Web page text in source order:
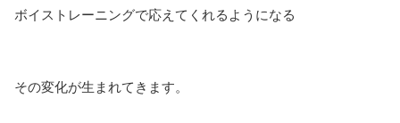
ボイストレーニングで応えてくれるようになる
その変化が生まれてきます。